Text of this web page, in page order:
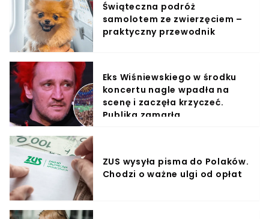
Świąteczna podróż
samolotem ze zwierzęciem –
praktyczny przewodnik
Eks Wiśniewskiego w środku
koncertu nagle wpadła na
scenę i zaczęła krzyczeć.
Publika zamarła
ZUS wysyła pisma do Polaków.
Chodzi o ważne ulgi od opłat